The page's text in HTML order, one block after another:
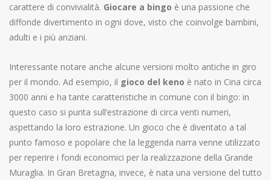
carattere di convivialità. Giocare a bingo è una passione che
diffonde divertimento in ogni dove, visto che coinvolge bambini,
adulti e i più anziani.
Interessante notare anche alcune versioni molto antiche in giro
per il mondo. Ad esempio, il gioco del keno è nato in Cina circa
3000 anni e ha tante caratteristiche in comune con il bingo: in
questo caso si punta sull’estrazione di circa venti numeri,
aspettando la loro estrazione. Un gioco che è diventato a tal
punto famoso e popolare che la leggenda narra venne utilizzato
per reperire i fondi economici per la realizzazione della Grande
Muraglia. In Gran Bretagna, invece, è nata una versione del tutto